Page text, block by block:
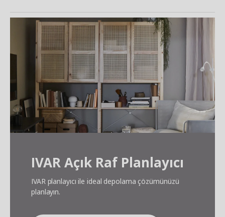
IVAR Açık Raf Planlayıcı
IVAR planlayıcı ile ideal depolama çözümünüzü
planlayın.